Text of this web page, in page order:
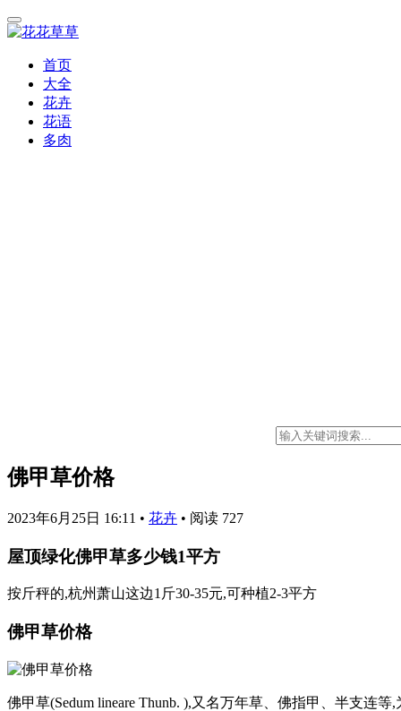
首页
大全
花卉
花语
多肉
佛甲草价格
2023年6月25日 16:11 • 花卉 • 阅读 727
屋顶绿化佛甲草多少钱1平方
按斤秤的,杭州萧山这边1斤30-35元,可种植2-3平方
佛甲草价格
佛甲草(Sedum lineare Thunb. ),又名万年草、佛指甲、半支连